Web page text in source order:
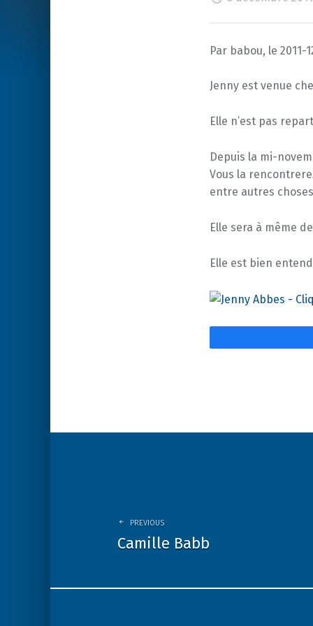
Par babou, le 2011-
Jenny est venue
Elle n’est pas
Depuis la mi-
Vous la
entre autres
Elle sera à même
Elle est bien
PREVIOUS
Camille Babb